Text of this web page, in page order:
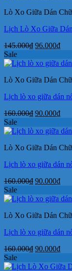
Lò Xo Giữa Dán
Lịch Lò Xo Giữa
145.000₫ Giá
là:
96.000₫Giá
tại
Sale
Lò Xo Giữa Dán
Lịch lò xo giữa dán
160.000₫ Giá
là:
90.000₫Giá
tại
Sale
Lò Xo Giữa Dán
Lịch lò xo giữa dán
160.000₫ Giá
là:
90.000₫Giá
tại
Sale
Lò Xo Giữa Dán
Lịch lò xo giữa dán
160.000₫ Giá
là:
90.000₫Giá
tại
Sale